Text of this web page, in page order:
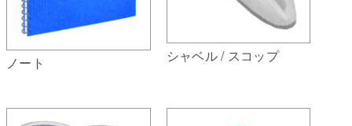
ノート シャベル / スコップ